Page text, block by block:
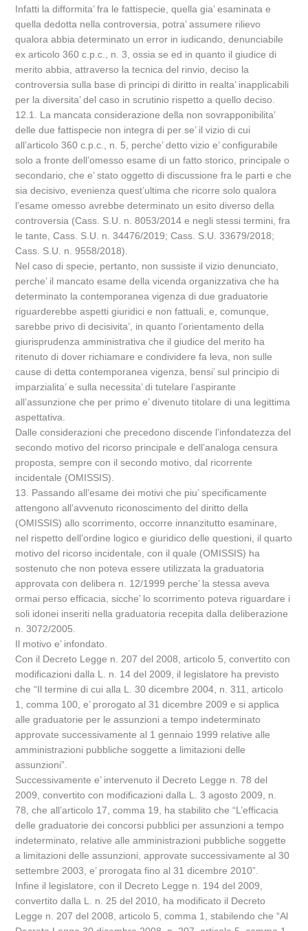
Infatti la difformita’ fra le fattispecie, quella gia’ esaminata e
quella dedotta nella controversia, potra’ assumere rilievo
qualora abbia determinato un error in iudicando, denunciabile
ex articolo 360 c.p.c., n. 3, ossia se ed in quanto il giudice di
merito abbia, attraverso la tecnica del rinvio, deciso la
controversia sulla base di principi di diritto in realta’ inapplicabili
per la diversita’ del caso in scrutinio rispetto a quello deciso.
12.1. La mancata considerazione della non sovrapponibilita’
delle due fattispecie non integra di per se’ il vizio di cui
all’articolo 360 c.p.c., n. 5, perche’ detto vizio e’ configurabile
solo a fronte dell’omesso esame di un fatto storico, principale o
secondario, che e’ stato oggetto di discussione fra le parti e che
sia decisivo, evenienza quest’ultima che ricorre solo qualora
l’esame omesso avrebbe determinato un esito diverso della
controversia (Cass. S.U. n. 8053/2014 e negli stessi termini, fra
le tante, Cass. S.U. n. 34476/2019; Cass. S.U. 33679/2018;
Cass. S.U. n. 9558/2018).
Nel caso di specie, pertanto, non sussiste il vizio denunciato,
perche’ il mancato esame della vicenda organizzativa che ha
determinato la contemporanea vigenza di due graduatorie
riguarderebbe aspetti giuridici e non fattuali, e, comunque,
sarebbe privo di decisivita’, in quanto l’orientamento della
giurisprudenza amministrativa che il giudice del merito ha
ritenuto di dover richiamare e condividere fa leva, non sulle
cause di detta contemporanea vigenza, bensi’ sul principio di
imparzialita’ e sulla necessita’ di tutelare l’aspirante
all’assunzione che per primo e’ divenuto titolare di una legittima
aspettativa.
Dalle considerazioni che precedono discende l’infondatezza del
secondo motivo del ricorso principale e dell’analoga censura
proposta, sempre con il secondo motivo, dal ricorrente
incidentale (OMISSIS).
13. Passando all’esame dei motivi che piu’ specificamente
attengono all’avvenuto riconoscimento del diritto della
(OMISSIS) allo scorrimento, occorre innanzitutto esaminare,
nel rispetto dell’ordine logico e giuridico delle questioni, il quarto
motivo del ricorso incidentale, con il quale (OMISSIS) ha
sostenuto che non poteva essere utilizzata la graduatoria
approvata con delibera n. 12/1999 perche’ la stessa aveva
ormai perso efficacia, sicche’ lo scorrimento poteva riguardare i
soli idonei inseriti nella graduatoria recepita dalla deliberazione
n. 3072/2005.
Il motivo e’ infondato.
Con il Decreto Legge n. 207 del 2008, articolo 5, convertito con
modificazioni dalla L. n. 14 del 2009, il legislatore ha previsto
che “Il termine di cui alla L. 30 dicembre 2004, n. 311, articolo
1, comma 100, e’ prorogato al 31 dicembre 2009 e si applica
alle graduatorie per le assunzioni a tempo indeterminato
approvate successivamente al 1 gennaio 1999 relative alle
amministrazioni pubbliche soggette a limitazioni delle
assunzioni”.
Successivamente e’ intervenuto il Decreto Legge n. 78 del
2009, convertito con modificazioni dalla L. 3 agosto 2009, n.
78, che all’articolo 17, comma 19, ha stabilito che “L’efficacia
delle graduatorie dei concorsi pubblici per assunzioni a tempo
indeterminato, relative alle amministrazioni pubbliche soggette
a limitazioni delle assunzioni, approvate successivamente al 30
settembre 2003, e’ prorogata fino al 31 dicembre 2010”.
Infine il legislatore, con il Decreto Legge n. 194 del 2009,
convertito dalla L. n. 25 del 2010, ha modificato il Decreto
Legge n. 207 del 2008, articolo 5, comma 1, stabilendo che “Al